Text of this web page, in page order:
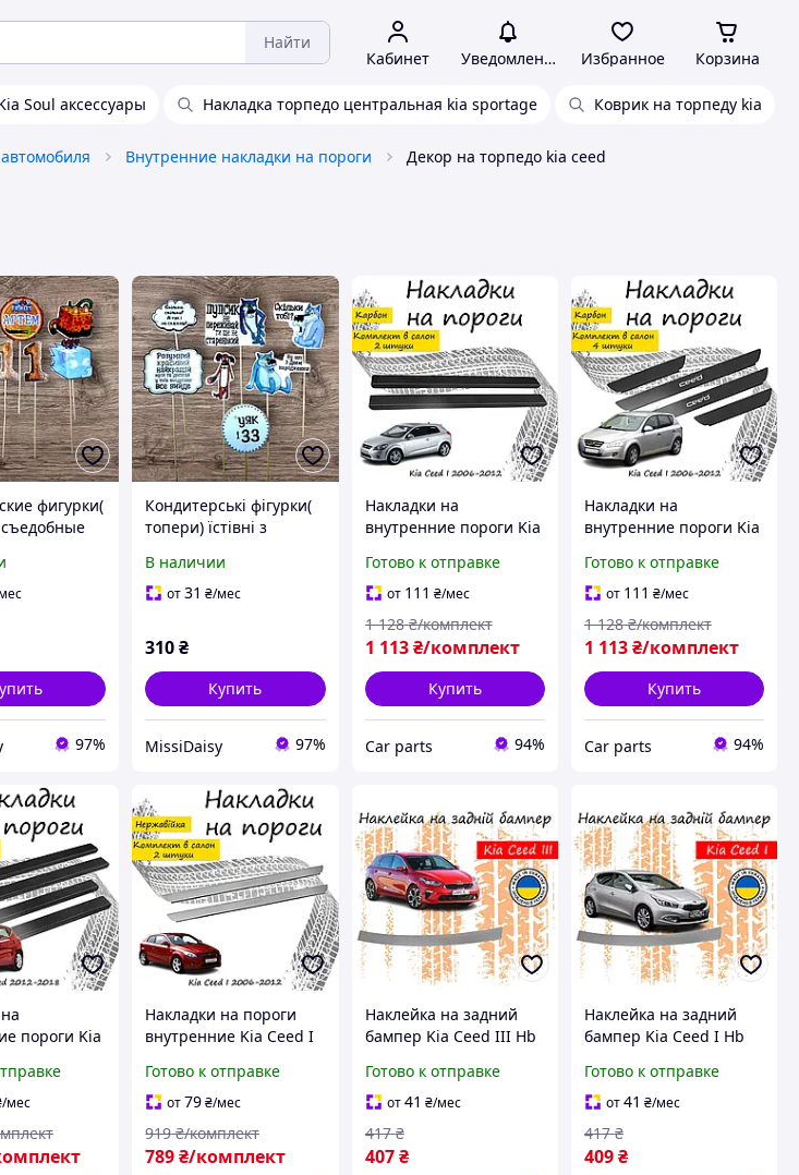
Найти
Кабинет Уведомления Избранное Корзина
Soul аксессуары Накладка торпедо центральная kia sportage Коврик на торпеду kia
Внутренние накладки на пороги Декор на торпедо kia ceed
фигурки(
Fruits"
97%
Кондитерські фігурки(
топери) їстівні з
торт" Вовк зараз
заспіваю" пупсик без
В наличии
от31 ₴/мес
310₴
Купить
MissiDaisy 97%
Накладки на
внутренние пороги Kia
2012 Хэтчбек 3 двери
Карбон декор накладки
порогов
Готово к отправке
от 111 ₴/мес
1 113 ₴/комплект
1 128 ₴/комплект
Купить
Сar parts 94%
Накладки на
внутренние пороги Kia
2012 Хэтчбек 5 дверей
Карбон декор накладки
порогов
Готово к отправке
от 111 ₴/мес
1 113₴/комплект
1 128 ₴/комплект
Купить
Сar parts 94%
пороги Kia
5 дверей
накладки
/мес
Накладки на пороги
внутренние Kia Ceed I
Хэтчбек 3 двери
нержавейка декор
накладки порогов
Готово к отправке
от79₴/мес
789₴/комплект
919 ₴/комплект
Наклейка на задний
бампер Kia Ceed III Hb
бампер серые декор
накладки
Готово к отправке
от41 ₴/мес
407 ₴
417 ₴
Наклейка на задний
бампер Kia Ceed I Hb
бампер серые декор
накладки
Готово к отправке
от41 ₴/мес
409₴
417 ₴